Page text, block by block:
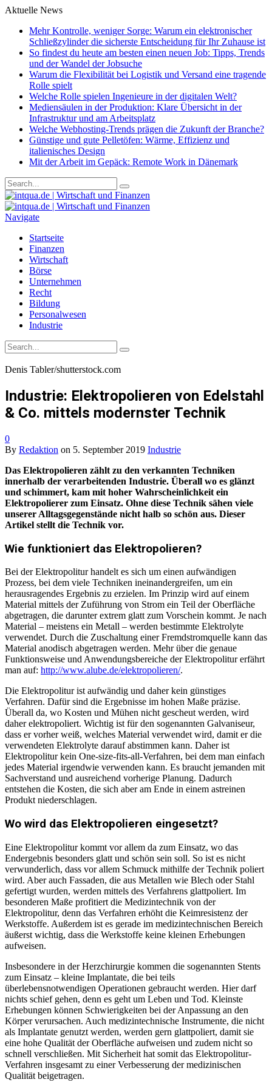
Aktuelle News
Mehr Kontrolle, weniger Sorge: Warum ein elektronischer
Schließzylinder die sicherste Entscheidung für Ihr Zuhause ist
So findest du heute am besten einen neuen Job: Tipps, Trends
und der Wandel der Jobsuche
Warum die Flexibilität bei Logistik und Versand eine tragende
Rolle spielt
Welche Rolle spielen Ingenieure in der digitalen Welt?
Mediensäulen in der Produktion: Klare Übersicht in der
Infrastruktur und am Arbeitsplatz
Welche Webhosting-Trends prägen die Zukunft der Branche?
Günstige und gute Pelletöfen: Wärme, Effizienz und
italienisches Design
Mit der Arbeit im Gepäck: Remote Work in Dänemark
Navigate
Startseite
Finanzen
Wirtschaft
Börse
Unternehmen
Recht
Bildung
Personalwesen
Industrie
Denis Tabler/shutterstock.com
Industrie: Elektropolieren von Edelstahl
& Co. mittels modernster Technik
0
By Redaktion on 5. September 2019 Industrie
Das Elektropolieren zählt zu den verkannten Techniken
innerhalb der verarbeitenden Industrie. Überall wo es glänzt
und schimmert, kam mit hoher Wahrscheinlichkeit ein
Elektropolierer zum Einsatz. Ohne diese Technik sähen viele
unserer Alltagsgegenstände nicht halb so schön aus. Dieser
Artikel stellt die Technik vor.
Wie funktioniert das Elektropolieren?
Bei der Elektropolitur handelt es sich um einen aufwändigen
Prozess, bei dem viele Techniken ineinandergreifen, um ein
herausragendes Ergebnis zu erzielen. Im Prinzip wird auf einem
Material mittels der Zuführung von Strom ein Teil der Oberfläche
abgetragen, die darunter extrem glatt zum Vorschein kommt. Je nach
Material – meistens ein Metall – werden bestimmte Elektrolyte
verwendet. Durch die Zuschaltung einer Fremdstromquelle kann das
Material anodisch abgetragen werden. Mehr über die genaue
Funktionsweise und Anwendungsbereiche der Elektropolitur erfährt
man auf: http://www.alube.de/elektropolieren/.
Die Elektropolitur ist aufwändig und daher kein günstiges
Verfahren. Dafür sind die Ergebnisse im hohen Maße präzise.
Überall da, wo Kosten und Mühen nicht gescheut werden, wird
daher elektropoliert. Wichtig ist für den sogenannten Galvaniseur,
dass er vorher weiß, welches Material verwendet wird, damit er die
verwendeten Elektrolyte darauf abstimmen kann. Daher ist
Elektropolitur kein One-size-fits-all-Verfahren, bei dem man einfach
jedes Material irgendwie verwenden kann. Es braucht jemanden mit
Sachverstand und ausreichend vorherige Planung. Dadurch
entstehen die Kosten, die sich aber am Ende in einem astreinen
Produkt niederschlagen.
Wo wird das Elektropolieren eingesetzt?
Eine Elektropolitur kommt vor allem da zum Einsatz, wo das
Endergebnis besonders glatt und schön sein soll. So ist es nicht
verwunderlich, dass vor allem Schmuck mithilfe der Technik poliert
wird. Aber auch Fassaden, die aus Metallen wie Blech oder Stahl
gefertigt wurden, werden mittels des Verfahrens glattpoliert. Im
besonderen Maße profitiert die Medizintechnik von der
Elektropolitur, denn das Verfahren erhöht die Keimresistenz der
Werkstoffe. Außerdem ist es gerade im medizintechnischen Bereich
äußerst wichtig, dass die Werkstoffe keine kleinen Erhebungen
aufweisen.
Insbesondere in der Herzchirurgie kommen die sogenannten Stents
zum Einsatz – kleine Implantate, die bei teils
überlebensnotwendigen Operationen gebraucht werden. Hier darf
nichts schief gehen, denn es geht um Leben und Tod. Kleinste
Erhebungen können Schwierigkeiten bei der Anpassung an den
Körper verursachen. Auch medizintechnische Instrumente, die nicht
als Implantate genutzt werden, werden gern glattpoliert, damit sie
eine hohe Qualität der Oberfläche aufweisen und zudem nicht so
schnell verschließen. Mit Sicherheit hat somit das Elektropolitur-
Verfahren insgesamt zu einer Verbesserung der medizinischen
Qualität beigetragen.